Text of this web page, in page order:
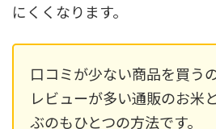
にくくなります。
口コミが少ない商品を買う
レビューが多い通販のお米
ぶのもひとつの方法です。